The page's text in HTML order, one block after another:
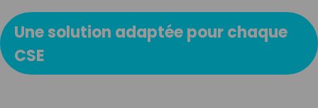
Une solution adaptée pour chaque
CSE